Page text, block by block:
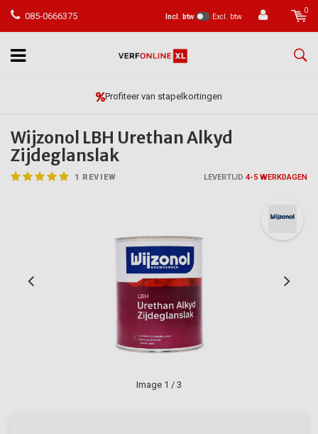
085-0666375 Incl. btw Excl. btw
0
Vóór 23:59 besteld, morgen in huis*
Wijzonol LBH Urethan Alkyd
Zijdeglanslak
1 REVIEW LEVERTIJD 4-5 WERKDAGEN
Image 1 / 3